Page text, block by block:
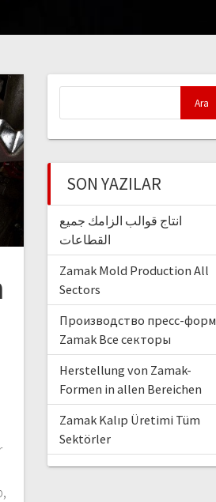
SON YAZILAR
انتاج قوالب الزامك جميع
القطاعات
Zamak Mold Production All
Sectors
Производство пресс-форм
Zamak Все секторы
Herstellung von Zamak-
Formen in allen Bereichen
Zamak Kalıp Üretimi Tüm
Sektörler